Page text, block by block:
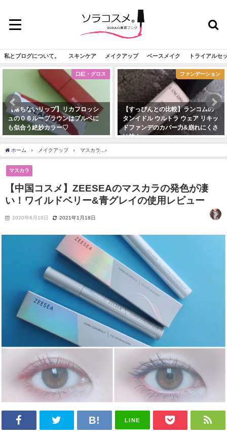
私とブログについて。 スキンケア メイクアップ ベースメイク トライアルセ
口紅・グロス
【落ちないリップ】リカフロッシ
ュの０６ルーブラウンはブルベに
も似合う絶妙カラー♡
ファンデーション
【すっぴんとの比較】ランコムの
タンイドル ウルトラ ウェア リキッ
ドファンデのカバー力&崩れにくさ
は神！
ホーム メイクアップ マスカラ
マスカラ
【中国コスメ】ZEESEAのマスカラの発色が凄
い！ワイルドベリー&青グレイの使用レビュー
2020年6月10日 2021年1月18日
LINE